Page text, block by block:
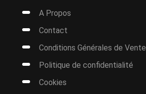
A Propos
Contact
Conditions Générales de Vente
Politique de confidentialité
Cookies